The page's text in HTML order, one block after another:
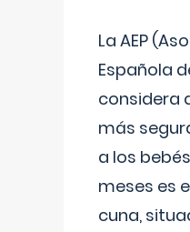
La AEP
Española
considera
más
a los
meses es
cuna,